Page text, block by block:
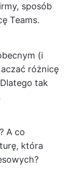
sposób
Teams.
(i
różnicę
tak
A co
która